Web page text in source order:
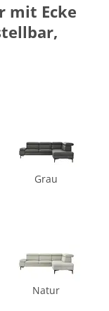
mit Ecke
Grau
Natur